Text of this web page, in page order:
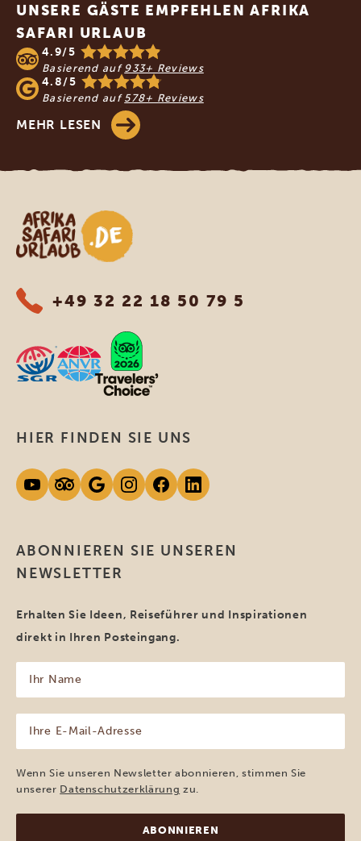
UNSERE GÄSTE EMPFEHLEN AFRIKA
SAFARI URLAUB
4.9/5
Basierend auf 933+ Reviews
4.8/5
Basierend auf 578+ Reviews
MEHR LESEN
Afrika Safari Urlaub
+49 32 22 18 50 79 5
ABONNIEREN SIE UNSEREN
NEWSLETTER
Erhalten Sie Ideen, Reiseführer und Inspirationen
direkt in Ihren Posteingang.
Name
(erforderlich)
Mail-
Adresse
(erforderlich)
Wenn Sie unseren Newsletter abonnieren, stimmen Sie
unserer Datenschutzerklärung zu.
HIER FINDEN SIE UNS